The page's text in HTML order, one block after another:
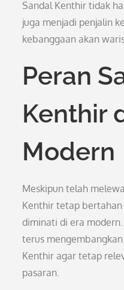
Sandal Kenthir tidak
juga menjadi penjalin
kebanggaan akan
Peran
Kenthir
Modern
Meskipun telah
Kenthir tetap
diminati di era
terus
Kenthir agar tetap
pasaran.